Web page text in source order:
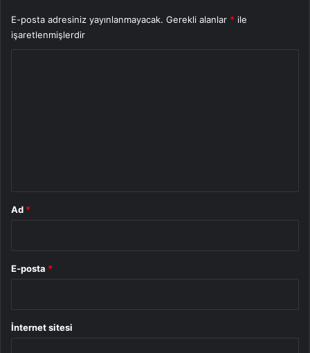
E-posta adresiniz yayınlanmayacak. Gerekli alanlar * ile
işaretlenmişlerdir
Ad *
E-posta *
İnternet sitesi